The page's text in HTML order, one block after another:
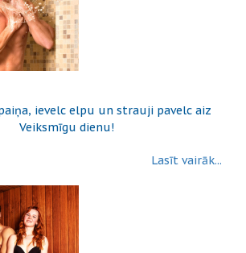
ievelc elpu un strauji pavelc aiz
dienu!
Lasīt vairāk...